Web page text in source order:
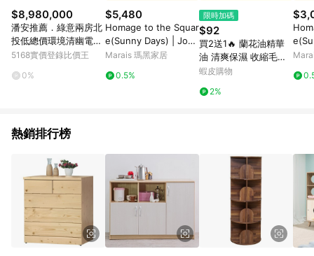
不符合回饋資格。 (7) 若上述或其他原因，致使消費者無接收到
點數回饋或點數回饋有爭議，台灣樂天市場保有更改條款與法律
追訴之權利，活動詳情以樂天市場網站公告為準。
$8,980,000
潘安推薦．綠意兩房北
投低總價環境清幽電梯
美宅｜台北市北投區溫
5168實價登錄比價王
0%
$5,480
Homage to the Squar
e(Sunny Days) | Jose
f Albers - 柚木色鋁框-
Marais 瑪黑家居
0.5%
限時加碼
$92
買2送1🔥 蘭花油精華
油 清爽保濕 收縮毛孔
小分子容斑容黑油精華
光凝萃蘭花油 精華油
蝦皮購物
2%
f
熱銷排行榜